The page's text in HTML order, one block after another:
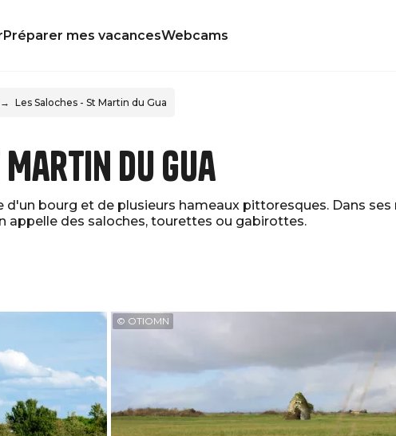
Préparer mes vacancesWebcams
Les Saloches - St Martin du Gua
du Gua
bourg et de plusieurs hameaux pittoresques. Dans
appelle des saloches, tourettes ou gabirottes.
© OTIOMN